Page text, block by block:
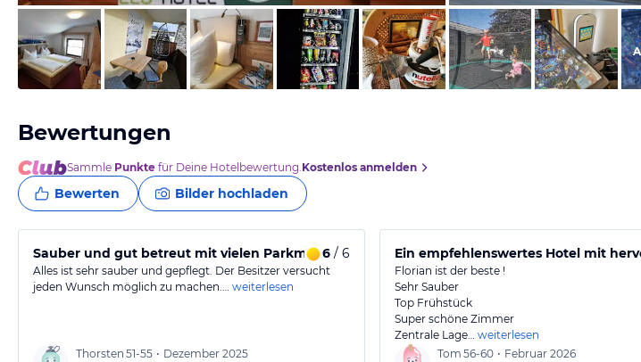
vom Hotelier, April 2023 vom Hotelier, August 2022
Bewertungen
Sammle Punkte für Deine Hotelbewertung.Kostenlos anmelden
Bewerten Bilder hochladen
Sauber und gut betreut mit vielen Parkmöglichkeiten
6 / 6
Alles ist sehr sauber und gepflegt. Der Besitzer versucht
jeden Wunsch möglich zu machen.… weiterlesen
Thorsten 51-55 • Dezember 2025
Ein empfehlenswertes Hotel mit
Florian ist der beste !
Sehr Sauber
Top Frühstück
Super schöne Zimmer
Zentrale Lage… weiterlesen
Tom 56-60 • Februar 2026